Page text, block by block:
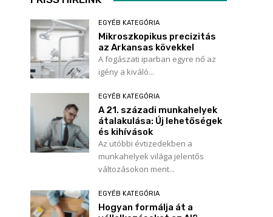
EGYÉB KATEGÓRIA
Mikroszkopikus precizitás
az Arkansas kövekkel
A fogászati iparban egyre nő az
igény a kiváló...
EGYÉB KATEGÓRIA
A 21. századi munkahelyek
átalakulása: Új lehetőségek
és kihívások
Az utóbbi évtizedekben a
munkahelyek világa jelentős
változásokon ment...
EGYÉB KATEGÓRIA
Hogyan formálja át a